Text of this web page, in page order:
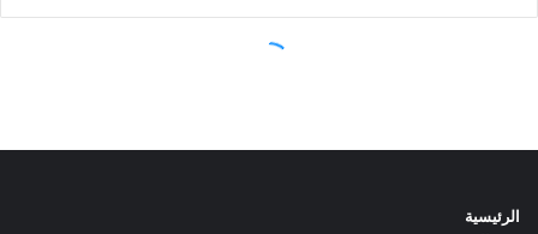
الرئيسية